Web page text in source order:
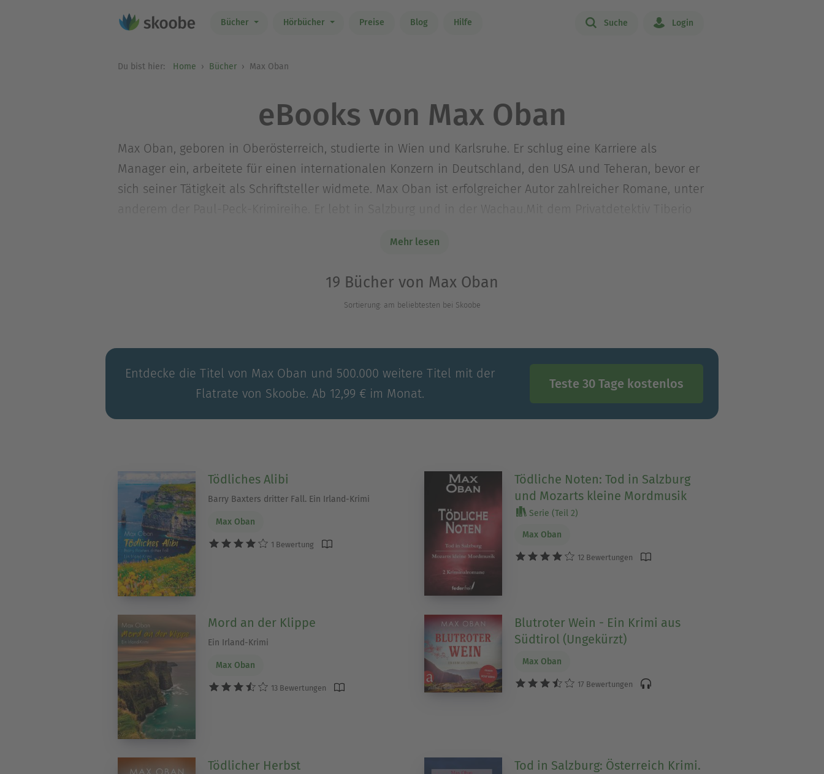
Bücher Hörbücher Preise Blog Hilfe Suche Login
Du bist hier: Home Bücher Max Oban
eBooks von Max Oban
Max Oban, geboren in Oberösterreich, studierte in Wien und Karlsruhe. Er schlug eine Karriere als
Manager ein, arbeitete für einen internationalen Konzern in Deutschland, den USA und Teheran, bevor er
sich seiner Tätigkeit als Schriftsteller widmete. Max Oban ist erfolgreicher Autor zahlreicher Romane, unter
anderem der Paul-Peck-Krimireihe. Er lebt in Salzburg und in der Wachau.Mit dem Privatdetektiv Tiberio
Mehr lesen
19 Bücher von Max Oban
Sortierung: am beliebtesten bei Skoobe
Entdecke die Titel von Max Oban und 500.000 weitere Titel mit der
Flatrate von Skoobe. Ab 12,99 € im Monat.
Teste 30 Tage kostenlos
Tödliches Alibi
Barry Baxters dritter Fall. Ein Irland-Krimi
Max Oban
1 Bewertung
Tödliche Noten: Tod in Salzburg
und Mozarts kleine Mordmusik
Serie (Teil 2)
Max Oban
12 Bewertungen
Mord an der Klippe
Ein Irland-Krimi
Max Oban
13 Bewertungen
Blutroter Wein - Ein Krimi aus
Südtirol (Ungekürzt)
Max Oban
17 Bewertungen
Tödlicher Herbst
Tod in Salzburg: Österreich Krimi.